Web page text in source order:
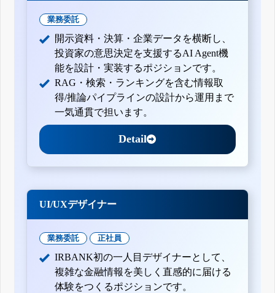
業務委託
開示資料・決算・企業データを横断し、
投資家の意思決定を支援するAI Agent機
能を設計・実装するポジションです。
RAG・検索・ランキングを含む情報取
得/推論パイプラインの設計から運用まで
一気通貫で担います。
Detail
UI/UXデザイナー
業務委託 正社員
IRBANK初の一人目デザイナーとして、
複雑な金融情報を美しく直感的に届ける
体験をつくるポジションです。